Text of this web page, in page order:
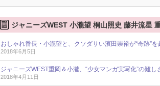
ジャニーズWEST 小瀧望 桐山照史 藤井流星
おしゃれ番長・小瀧望と、クソダサい濱田崇裕が“奇跡”
2018年6月5日
ジャニーズWEST重岡＆小瀧、“少女マンガ実写化”の難
2018年4月11日